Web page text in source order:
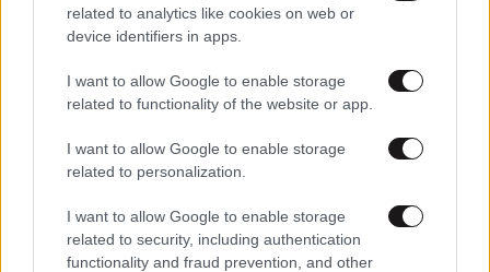
related to analytics like cookies on web or
device identifiers in apps.
I want to allow Google to enable storage
related to functionality of the website or app.
I want to allow Google to enable storage
related to personalization.
I want to allow Google to enable storage
related to security, including authentication
functionality and fraud prevention, and other